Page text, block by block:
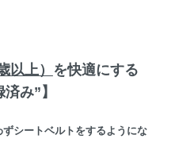
以上）
を快適にする
み”】
シートベルトをするようにな